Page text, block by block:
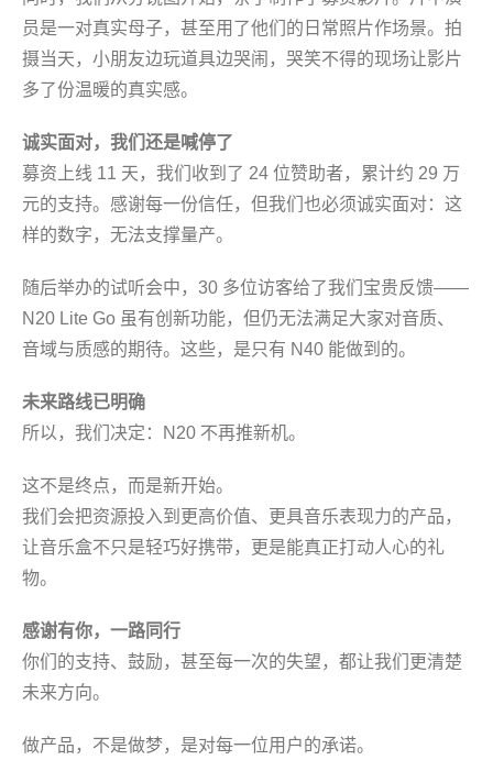
员是一对真实母子，甚至用了他们的日常照片作场景。拍
摄当天，小朋友边玩道具边哭闹，哭笑不得的现场让影片
多了份温暖的真实感。
诚实面对，我们还是喊停了
募资上线 11 天，我们收到了 24 位赞助者，累计约 29 万
元的支持。感谢每一份信任，但我们也必须诚实面对：这
样的数字，无法支撑量产。
随后举办的试听会中，30 多位访客给了我们宝贵反馈——
N20 Lite Go 虽有创新功能，但仍无法满足大家对音质、
音域与质感的期待。这些，是只有 N40 能做到的。
未来路线已明确
所以，我们决定：N20 不再推新机。
这不是终点，而是新开始。
我们会把资源投入到更高价值、更具音乐表现力的产品，
让音乐盒不只是轻巧好携带，更是能真正打动人心的礼
物。
感谢有你，一路同行
你们的支持、鼓励，甚至每一次的失望，都让我们更清楚
未来方向。
做产品，不是做梦，是对每一位用户的承诺。